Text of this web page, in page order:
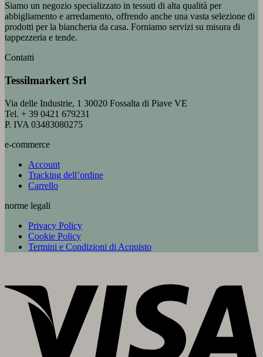
Siamo un negozio specializzato in tessuti di alta qualità per
abbigliamento e arredamento, offrendo anche una vasta selezione di
prodotti per la biancheria da casa. Forniamo servizi su misura di
tappezzeria e tende.
Contatti
Tessilmarkert Srl
Via delle Industrie, 1 30020 Fossalta di Piave VE
Tel. + 39 0421 679231
P. IVA 03483080275
e-commerce
Account
Tracking dell’ordine
Carrello
norme legali
Privacy Policy
Cookie Policy
Termini e Condizioni di Acquisto